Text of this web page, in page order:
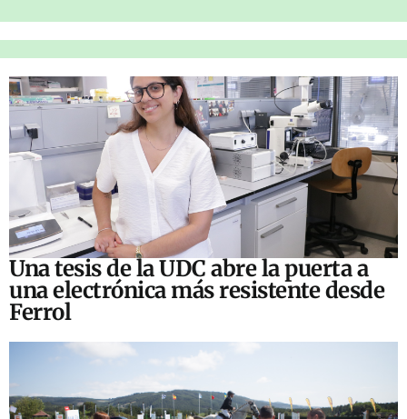
Una tesis de la UDC abre la puerta a
una electrónica más resistente desde
Ferrol